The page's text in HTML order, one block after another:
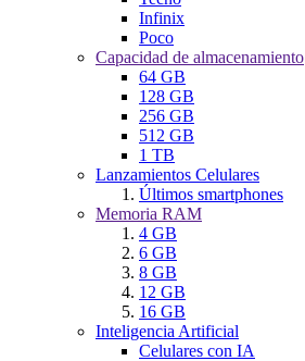
Infinix
Poco
Capacidad de almacenamiento
64 GB
128 GB
256 GB
512 GB
1 TB
Lanzamientos Celulares
Últimos smartphones
Memoria RAM
4 GB
6 GB
8 GB
12 GB
16 GB
Inteligencia Artificial
Celulares con IA